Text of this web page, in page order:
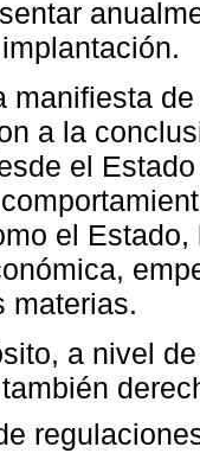
manifiesta
a la
el
el
materias.
a nivel